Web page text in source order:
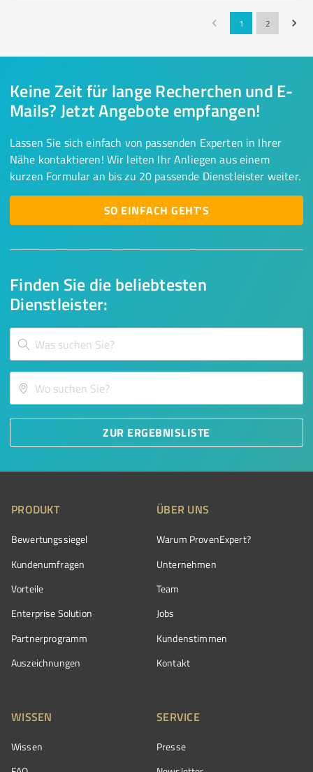
1 2
Finden Sie die beliebtesten
Dienstleister:
ZUR ERGEBNISLISTE
Keine Zeit für lange Recherchen und E-
Mails? Jetzt Angebote empfangen!
Lassen Sie sich einfach von passenden Experten in Ihrer
Nähe kontaktieren! Wir leiten Ihr Anliegen aus einem
kurzen Formular an bis zu 20 passende Dienstleister weiter.
SO EINFACH GEHT'S
PRODUKT
Bewertungssiegel
Kundenumfragen
Vorteile
Enterprise Solution
Partnerprogramm
Auszeichnungen
ÜBER UNS
Warum ProvenExpert?
Unternehmen
Team
Jobs
Kundenstimmen
Kontakt
WISSEN
Wissen
SERVICE
Presse